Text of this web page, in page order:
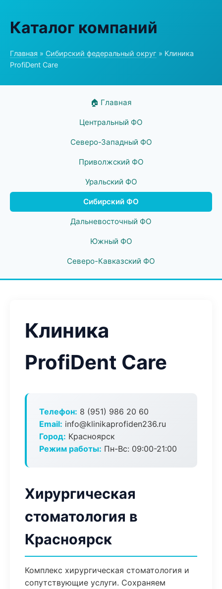
Каталог компаний
Главная » Сибирский федеральный округ » Клиника
ProfiDent Care
🏠 Главная
Центральный ФО
Северо-Западный ФО
Приволжский ФО
Уральский ФО
Сибирский ФО
Дальневосточный ФО
Южный ФО
Северо-Кавказский ФО
Клиника
ProfiDent Care
Телефон: 8 (951) 986 20 60
Email: info@klinikaprofiden236.ru
Город: Красноярск
Режим работы: Пн-Вс: 09:00-21:00
Хирургическая
стоматология в
Красноярск
Комплекс хирургическая стоматология и
сопутствующие услуги. Сохраняем